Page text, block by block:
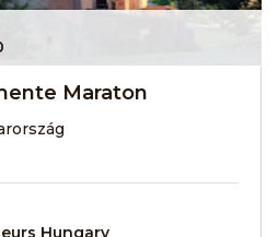
Maraton
Hungary